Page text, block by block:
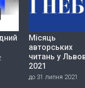
Місяць
авторських
читань у
2021
до 31 липня 2021